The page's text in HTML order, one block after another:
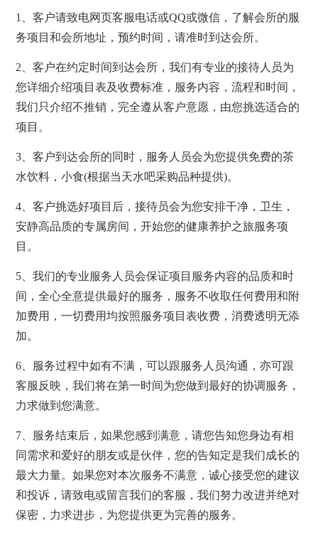
1、客户请致电网页客服电话或QQ或微信，了解会所的服
务项目和会所地址，预约时间，请准时到达会所。
2、客户在约定时间到达会所，我们有专业的接待人员为
您详细介绍项目表及收费标准，服务内容，流程和时间，
我们只介绍不推销，完全遵从客户意愿，由您挑选适合的
项目。
3、客户到达会所的同时，服务人员会为您提供免费的茶
水饮料，小食(根据当天水吧采购品种提供)。
4、客户挑选好项目后，接待员会为您安排干净，卫生，
安静高品质的专属房间，开始您的健康养护之旅服务项
目。
5、我们的专业服务人员会保证项目服务内容的品质和时
间，全心全意提供最好的服务，服务不收取任何费用和附
加费用，一切费用均按照服务项目表收费，消费透明无添
加。
6、服务过程中如有不满，可以跟服务人员沟通，亦可跟
客服反映，我们将在第一时间为您做到最好的协调服务，
力求做到您满意。
7、服务结束后，如果您感到满意，请您告知您身边有相
同需求和爱好的朋友或是伙伴，您的告知定是我们成长的
最大力量。如果您对本次服务不满意，诚心接受您的建议
和投诉，请致电或留言我们的客服，我们努力改进并绝对
保密，力求进步，为您提供更为完善的服务。